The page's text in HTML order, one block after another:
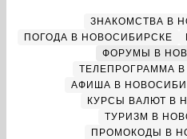
ЗНАКОМСТВА В
ПОГОДА В НОВОСИБИРСКЕ
ФОРУМЫ В
ТЕЛЕПРОГРАММА
АФИША В
КУРСЫ ВАЛЮТ В
ТУРИЗМ В
ПРОМОКОДЫ В